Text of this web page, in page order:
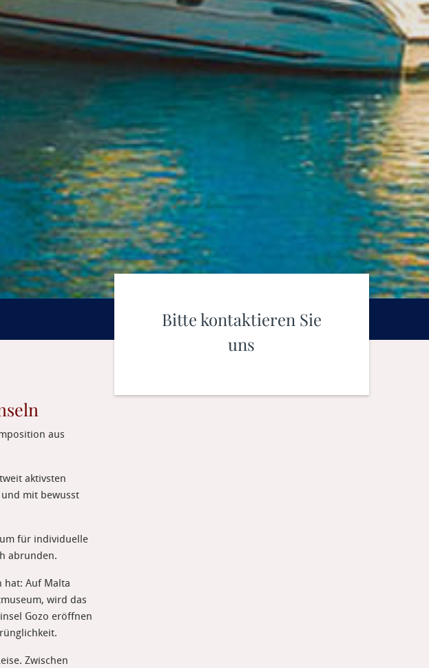
aus
aktivsten
mit bewusst
für individuelle
abrunden.
hat: Auf Malta
wird das
Gozo eröffnen
Zwischen
Bitte kontaktieren Sie
uns